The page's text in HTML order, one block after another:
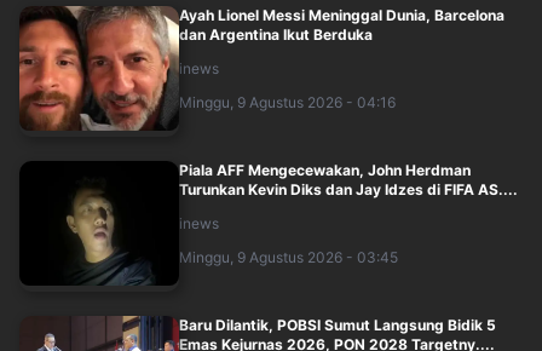
Ayah Lionel Messi Meninggal Dunia, Barcelona
dan Argentina Ikut Berduka
inews
Minggu, 9 Agustus 2026 - 04:16
Piala AFF Mengecewakan, John Herdman
Turunkan Kevin Diks dan Jay Idzes di FIFA AS....
inews
Minggu, 9 Agustus 2026 - 03:45
Baru Dilantik, POBSI Sumut Langsung Bidik 5
Emas Kejurnas 2026, PON 2028 Targetny....